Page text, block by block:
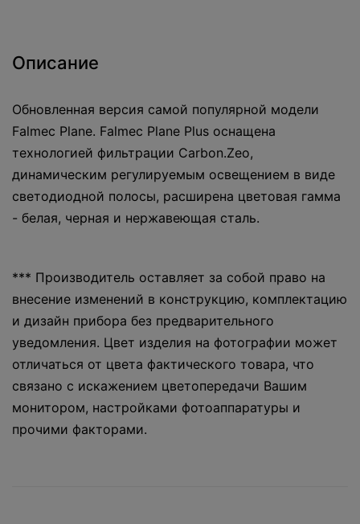
Описание
Обновленная версия самой популярной модели
Falmec Plane. Falmec Plane Plus оснащена
технологией фильтрации Carbon.Zeo,
динамическим регулируемым освещением в виде
светодиодной полосы, расширена цветовая гамма
- белая, черная и нержавеющая сталь.
*** Производитель оставляет за собой право на
внесение изменений в конструкцию, комплектацию
и дизайн прибора без предварительного
уведомления. Цвет изделия на фотографии может
отличаться от цвета фактического товара, что
связано с искажением цветопередачи Вашим
монитором, настройками фотоаппаратуры и
прочими факторами.